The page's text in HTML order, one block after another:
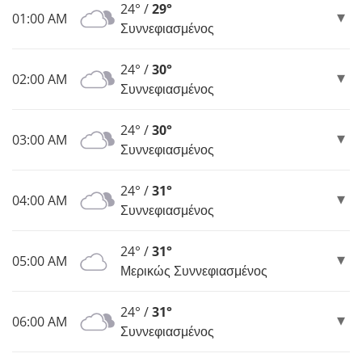
01:00 AM
24° /29°
Συννεφιασμένος
02:00 AM
24° /30°
Συννεφιασμένος
03:00 AM
24° /30°
Συννεφιασμένος
04:00 AM
24° /31°
Συννεφιασμένος
05:00 AM
24° /31°
Μερικώς Συννεφιασμένος
06:00 AM
24° /31°
Συννεφιασμένος